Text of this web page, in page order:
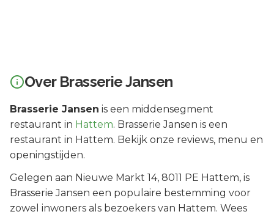
Over Brasserie Jansen
Brasserie Jansen is een middensegment
restaurant in Hattem. Brasserie Jansen is een
restaurant in Hattem. Bekijk onze reviews, menu en
openingstijden.
Gelegen aan Nieuwe Markt 14, 8011 PE Hattem, is
Brasserie Jansen een populaire bestemming voor
zowel inwoners als bezoekers van Hattem. Wees